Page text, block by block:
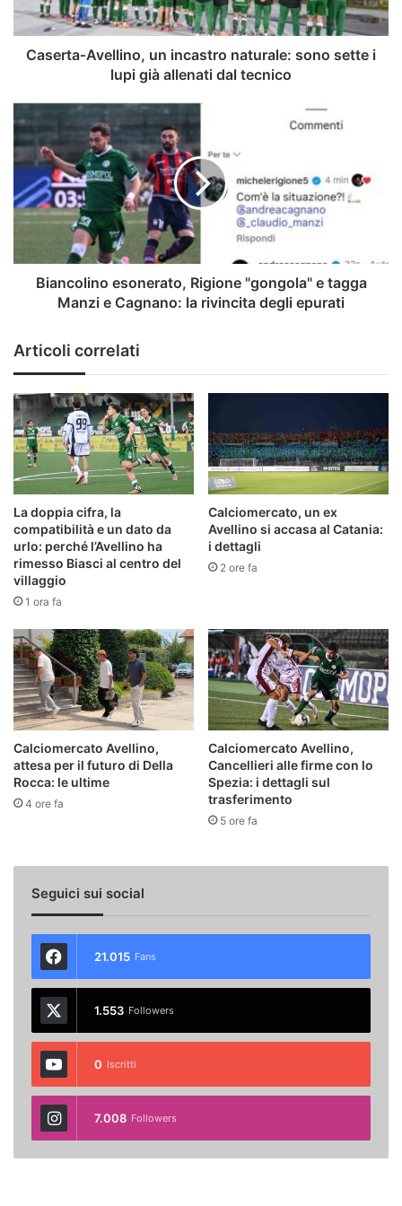
lupi
già
allenati
Caserta‑Avellino, un incastro naturale: sono sette i
lupi già allenati dal tecnico
esonerato,
Rigione
"gongola"
tagga
Manzi
Cagnano:
Biancolino esonerato, Rigione "gongola" e tagga
Manzi e Cagnano: la rivincita degli epurati
Articoli correlati
La doppia cifra, la
compatibilità e un dato da
urlo: perché l’Avellino ha
rimesso Biasci al centro del
villaggio
1 ora fa
Calciomercato, un ex
Avellino si accasa al Catania:
i dettagli
2 ore fa
Calciomercato Avellino,
attesa per il futuro di Della
Rocca: le ultime
4 ore fa
Calciomercato Avellino,
Cancellieri alle firme con lo
Spezia: i dettagli sul
trasferimento
5 ore fa
Seguici sui social
21.015 Fans
1.553 Followers
0 Iscritti
7.008 Followers